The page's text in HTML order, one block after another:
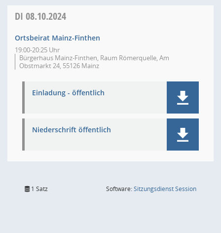
DI 08.10.2024
Ortsbeirat Mainz-Finthen
19:00-20:25 Uhr
Bürgerhaus Mainz-Finthen, Raum Römerquelle, Am
Obstmarkt 24, 55126 Mainz
Einladung - öffentlich
Niederschrift öffentlich
1 Satz Software:SitzungsdienstSession(Wird in